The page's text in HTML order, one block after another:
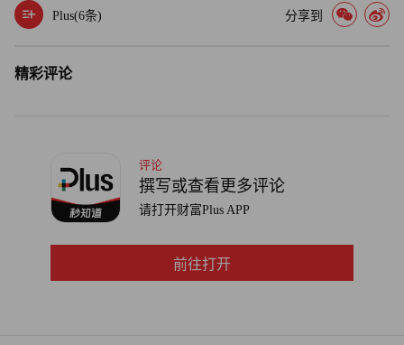
Plus(6条) 分享到
精彩评论
评论
撰写或查看更多评论
请打开财富Plus APP
前往打开